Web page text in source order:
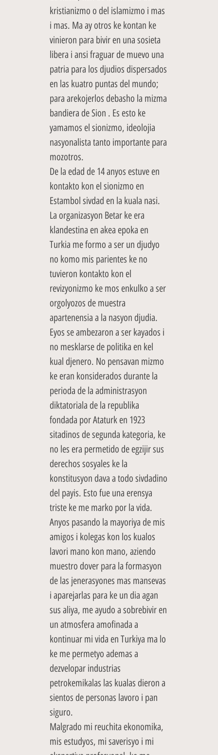
kristianizmo o del islamizmo i mas
i mas. Ma ay otros ke kontan ke
vinieron para bivir en una sosieta
libera i ansi fraguar de muevo una
patria para los djudios dispersados
en las kuatro puntas del mundo;
para arekojerlos debasho la mizma
bandiera de Sion . Es esto ke
yamamos el sionizmo, ideolojia
nasyonalista tanto importante para
mozotros.
De la edad de 14 anyos estuve en
kontakto kon el sionizmo en
Estambol sivdad en la kuala nasi.
La organizasyon Betar ke era
klandestina en akea epoka en
Turkia me formo a ser un djudyo
no komo mis parientes ke no
tuvieron kontakto kon el
revizyonizmo ke mos enkulko a ser
orgolyozos de muestra
apartenensia a la nasyon djudia.
Eyos se ambezaron a ser kayados i
no mesklarse de politika en kel
kual djenero. No pensavan mizmo
ke eran konsiderados durante la
perioda de la administrasyon
diktatoriala de la republika
fondada por Ataturk en 1923
sitadinos de segunda kategoria, ke
no les era permetido de egzijir sus
derechos sosyales ke la
konstitusyon dava a todo sivdadino
del payis. Esto fue una erensya
triste ke me marko por la vida.
Anyos pasando la mayoriya de mis
amigos i kolegas kon los kualos
lavori mano kon mano, aziendo
muestro dover para la formasyon
de las jenerasyones mas mansevas
i aparejarlas para ke un dia agan
sus aliya, me ayudo a sobrebivir en
un atmosfera amofinada a
kontinuar mi vida en Turkiya ma lo
ke me permetyo ademas a
dezvelopar industrias
petrokemikalas las kualas dieron a
sientos de personas lavoro i pan
siguro.
Malgrado mi reuchita ekonomika,
mis estudyos, mi saverisyo i mi